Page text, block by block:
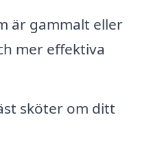
är gammalt eller
mer effektiva
sköter om ditt